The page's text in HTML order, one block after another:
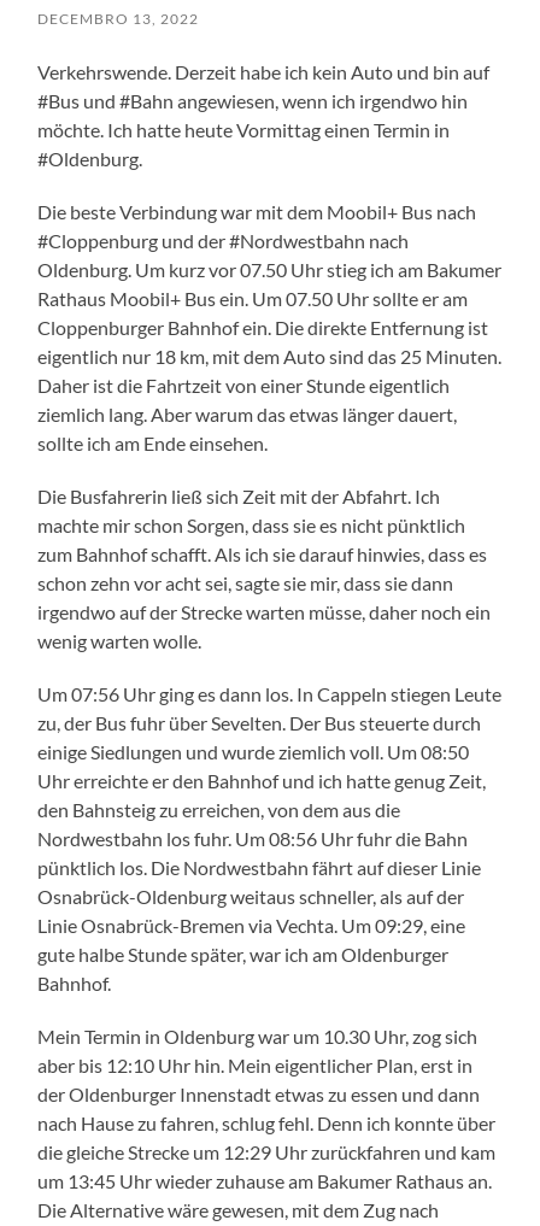
DECEMBRO 13, 2022
Verkehrswende. Derzeit habe ich kein Auto und bin auf
#Bus und #Bahn angewiesen, wenn ich irgendwo hin
möchte. Ich hatte heute Vormittag einen Termin in
#Oldenburg.
Die beste Verbindung war mit dem Moobil+ Bus nach
#Cloppenburg und der #Nordwestbahn nach
Oldenburg. Um kurz vor 07.50 Uhr stieg ich am Bakumer
Rathaus Moobil+ Bus ein. Um 07.50 Uhr sollte er am
Cloppenburger Bahnhof ein. Die direkte Entfernung ist
eigentlich nur 18 km, mit dem Auto sind das 25 Minuten.
Daher ist die Fahrtzeit von einer Stunde eigentlich
ziemlich lang. Aber warum das etwas länger dauert,
sollte ich am Ende einsehen.
Die Busfahrerin ließ sich Zeit mit der Abfahrt. Ich
machte mir schon Sorgen, dass sie es nicht pünktlich
zum Bahnhof schafft. Als ich sie darauf hinwies, dass es
schon zehn vor acht sei, sagte sie mir, dass sie dann
irgendwo auf der Strecke warten müsse, daher noch ein
wenig warten wolle.
Um 07:56 Uhr ging es dann los. In Cappeln stiegen Leute
zu, der Bus fuhr über Sevelten. Der Bus steuerte durch
einige Siedlungen und wurde ziemlich voll. Um 08:50
Uhr erreichte er den Bahnhof und ich hatte genug Zeit,
den Bahnsteig zu erreichen, von dem aus die
Nordwestbahn los fuhr. Um 08:56 Uhr fuhr die Bahn
pünktlich los. Die Nordwestbahn fährt auf dieser Linie
Osnabrück-Oldenburg weitaus schneller, als auf der
Linie Osnabrück-Bremen via Vechta. Um 09:29, eine
gute halbe Stunde später, war ich am Oldenburger
Bahnhof.
Mein Termin in Oldenburg war um 10.30 Uhr, zog sich
aber bis 12:10 Uhr hin. Mein eigentlicher Plan, erst in
der Oldenburger Innenstadt etwas zu essen und dann
nach Hause zu fahren, schlug fehl. Denn ich konnte über
die gleiche Strecke um 12:29 Uhr zurückfahren und kam
um 13:45 Uhr wieder zuhause am Bakumer Rathaus an.
Die Alternative wäre gewesen, mit dem Zug nach